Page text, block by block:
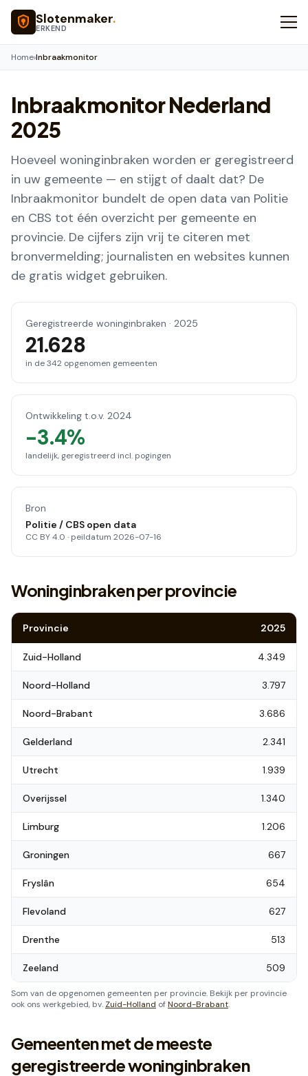
Naar hoofdinhoud
Slotenmaker.
ERKEND
Home›Inbraakmonitor
Inbraakmonitor Nederland
2025
Hoeveel woninginbraken worden er geregistreerd
in uw gemeente — en stijgt of daalt dat? De
Inbraakmonitor bundelt de open data van Politie
en CBS tot één overzicht per gemeente en
provincie. De cijfers zijn vrij te citeren met
bronvermelding; journalisten en websites kunnen
de gratis widget gebruiken.
Geregistreerde woninginbraken · 2025
21.628
in de342 opgenomen gemeenten
Ontwikkeling t.o.v. 2024
-3.4%
landelijk, geregistreerd incl. pogingen
Bron
Politie / CBS open data
CC BY 4.0 · peildatum 2026-07-16
Woninginbraken per provincie
Provincie 2025
Zuid-Holland 4.349
Noord-Holland 3.797
Noord-Brabant 3.686
Gelderland 2.341
Utrecht 1.939
Overijssel 1.340
Limburg 1.206
Groningen 667
Fryslân 654
Flevoland 627
Drenthe 513
Zeeland 509
Som van de opgenomen gemeenten per provincie. Bekijk per provincie
ook ons werkgebied, bv. Zuid-Holland ofNoord-Brabant.
Gemeenten met de meeste
geregistreerde woninginbraken